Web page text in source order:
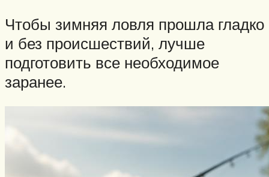
Чтобы зимняя ловля прошла гладко
и без происшествий, лучше
подготовить все необходимое
заранее.